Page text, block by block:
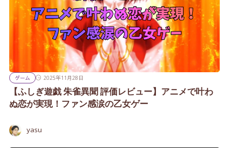
ゲーム 2025年11月28日
【ふしぎ遊戯 朱雀異聞 評価レビュー】アニメで叶わ
ぬ恋が実現！ファン感涙の乙女ゲー
yasu